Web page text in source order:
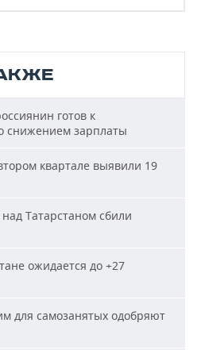
готов к
снижением зарплаты
квартале выявили 19
Татарстаном сбили
ожидается до +27
для самозанятых одобряют